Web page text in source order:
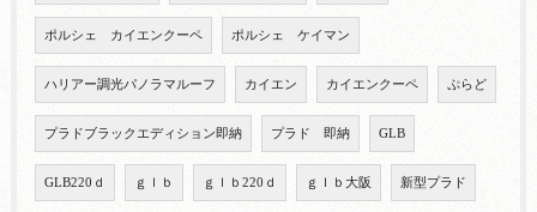
ポルシェ カイエンクーペ ポルシェ ケイマン
ハリアー調光パノラマルーフ カイエン カイエンクーペ ぷらど
プラドブラックエディション即納 プラド 即納 GLB
GLB220ｄ ｇｌｂ ｇｌｂ220ｄ ｇｌｂ大阪 新型プラド